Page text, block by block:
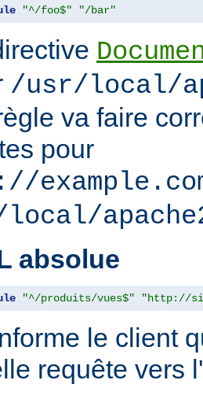
"^/foo$" "/bar"
/usr/local/
va faire
pour
absolue
"^/produits/vues$" "http://
le client
requête vers